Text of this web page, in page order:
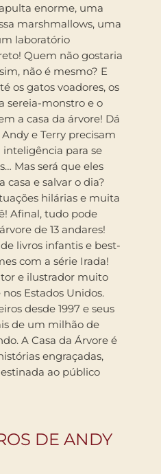
enorme, uma
marshmallows, uma
laboratório
Quem não gostaria
não é mesmo? E
os gatos voadores, os
sereia-monstro e o
a casa da árvore! Dá
e Terry precisam
inteligência para se
Mas será que eles
e salvar o dia?
hilárias e muita
Afinal, tudo pode
de 13 andares!
livros infantis e best-
com a série Irada!
e ilustrador muito
Estados Unidos.
desde 1997 e seus
de um milhão de
A Casa da Árvore é
engraçadas,
ao público
DE ANDY